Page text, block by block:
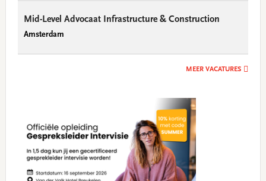
Mid-Level Advocaat Infrastructure & Construction
Amsterdam
MEER VACATURES